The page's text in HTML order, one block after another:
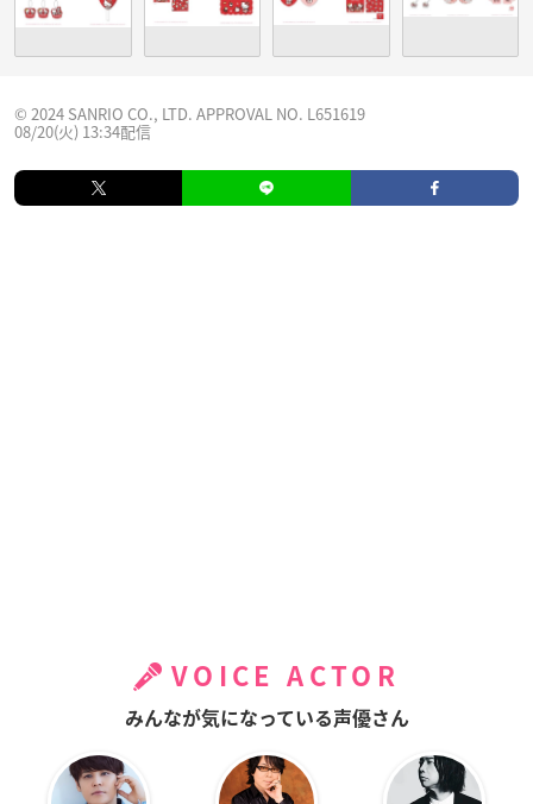
© 2024 SANRIO CO., LTD. APPROVAL NO. L651619
08/20(火) 13:34配信
VOICE ACTOR
みんなが気になっている声優さん